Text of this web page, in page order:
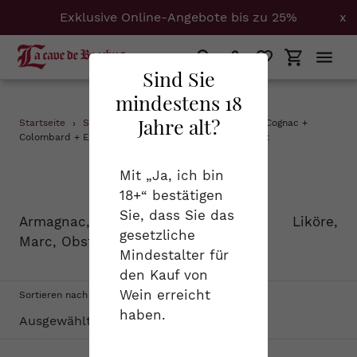
Sind Sie
mindestens 18
Jahre alt?
Mit „Ja, ich bin
18+“ bestätigen
Sie, dass Sie das
gesetzliche
Mindestalter für
den Kauf von
Wein erreicht
haben.
Direkt
zum
Exklusive Online-Angebote bis zu 25% x
Einloggen
Startseite › Spirituosen ›
Armagnac + Calvados + Cognac +
Colombard + Elsass + Provence + Savoyen + Südwest
S
a
m
m
l
u
Spirituosen
Armagnac, Cognac, Calvados, Liköre,
Marc, Obstbrand...
Sortieren nach